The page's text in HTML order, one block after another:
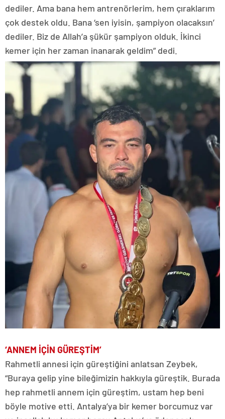
dediler. Ama bana hem antrenörlerim, hem çıraklarım
çok destek oldu. Bana ‘sen iyisin, şampiyon olacaksın’
dediler. Biz de Allah’a şükür şampiyon olduk. İkinci
kemer için her zaman inanarak geldim” dedi.
‘ANNEM İÇİN GÜREŞTİM’
Rahmetli annesi için güreştiğini anlatsan Zeybek,
“Buraya gelip yine bileğimizin hakkıyla güreştik. Burada
hep rahmetli annem için güreştim, ustam hep beni
böyle motive etti. Antalya’ya bir kemer borcumuz var